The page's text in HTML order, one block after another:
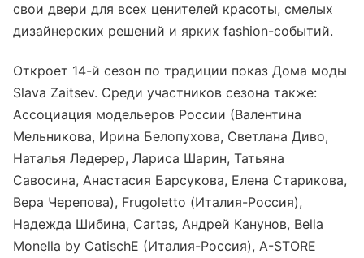
свои двери для всех ценителей красоты, смелых
дизайнерских решений и ярких fashion-событий.
Откроет 14-й сезон по традиции показ Дома моды
Slava Zaitsev. Среди участников сезона также:
Ассоциация модельеров России (Валентина
Мельникова, Ирина Белопухова, Светлана Диво,
Наталья Ледерер, Лариса Шарин, Татьяна
Савосина, Анастасия Барсукова, Елена Старикова,
Вера Черепова), Frugoletto (Италия-Россия),
Надежда Шибина, Cartas, Андрей Канунов, Bella
Monella by CatischE (Италия-Россия), А-STORE